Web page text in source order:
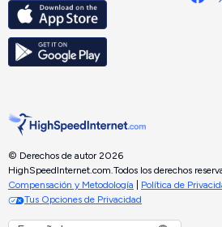
© Derechos de autor 2026
HighSpeedInternet.com. Todos los derechos
Compensación y Metodología
Política de
Tus Opciones de Privacidad